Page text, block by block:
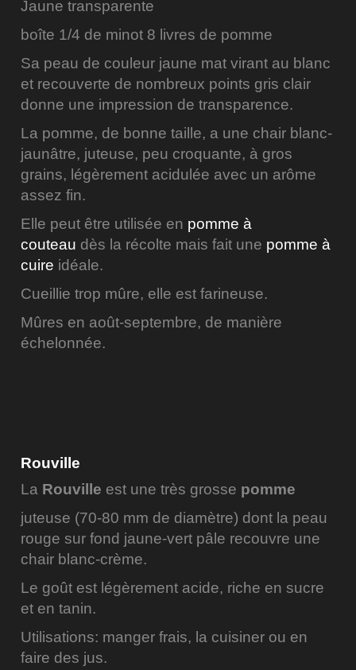
Jaune transparente
boîte 1/4 de minot 8 livres de pomme
Sa peau de couleur jaune mat virant au blanc
et recouverte de nombreux points gris clair
donne une impression de transparence.
La pomme, de bonne taille, a une chair blanc-
jaunâtre, juteuse, peu croquante, à gros
grains, légèrement acidulée avec un arôme
assez fin.
Elle peut être utilisée en pomme à
couteau dès la récolte mais fait une pomme à
cuire idéale.
Cueillie trop mûre, elle est farineuse.
Mûres en août-septembre, de manière
échelonnée.
Rouville
La Rouville est une très grosse pomme
juteuse (70-80 mm de diamètre) dont la peau
rouge sur fond jaune-vert pâle recouvre une
chair blanc-crème.
Le goût est légèrement acide, riche en sucre
et en tanin.
Utilisations: manger frais, la cuisiner ou en
faire des jus.